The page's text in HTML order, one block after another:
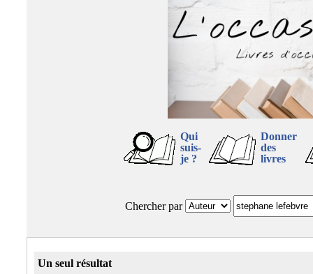
Qui
suis-
je ?
Donner
des
livres
Chercher par
Un seul résultat